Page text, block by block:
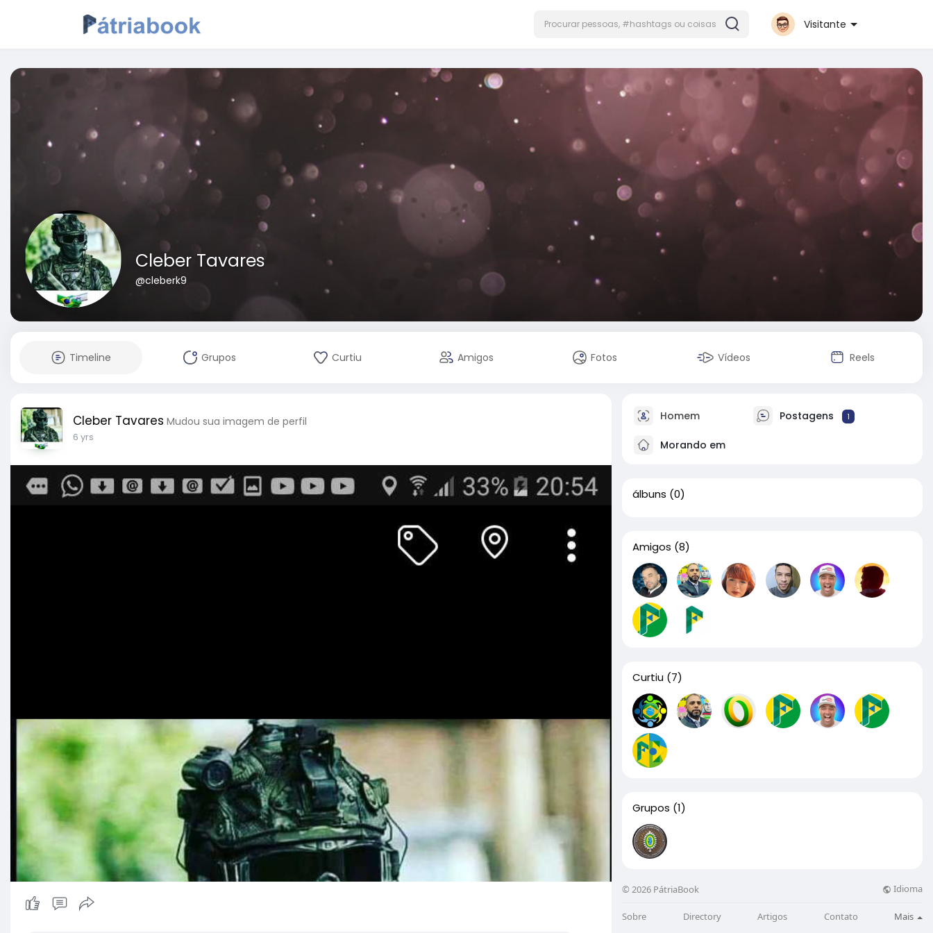
Visitante
Cleber Tavares
@cleberk9
Timeline Grupos Curtiu Amigos Fotos Vídeos Reels
Cleber Tavares Mudou sua imagem de perfil
6 yrs
Homem Postagens 1
Morando em
álbuns (0)
Amigos (8)
Curtiu (7)
Grupos (1)
© 2026 PátriaBook Idioma
Sobre Directory Artigos Contato Mais